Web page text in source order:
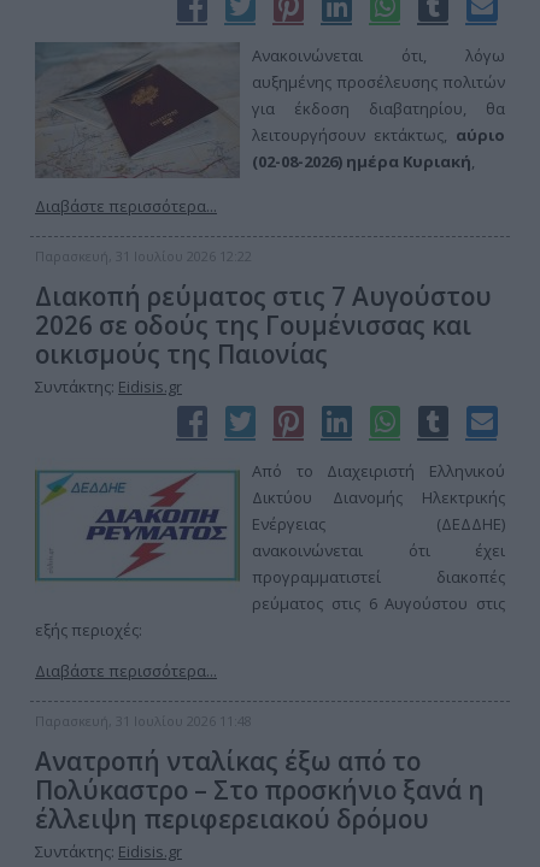
Ανακοινώνεται ότι, λόγω
αυξημένης προσέλευσης πολιτών
για έκδοση διαβατηρίου, θα
λειτουργήσουν εκτάκτως, αύριο
(02-08-2026) ημέρα Κυριακή,
Διαβάστε περισσότερα...
Παρασκευή, 31 Ιουλίου 2026 12:22
Διακοπή ρεύματος στις 7 Αυγούστου
2026 σε οδούς της Γουμένισσας και
οικισμούς της Παιονίας
Συντάκτης: Eidisis.gr
Από το Διαχειριστή Ελληνικού
Δικτύου Διανομής Ηλεκτρικής
Ενέργειας (ΔΕΔΔΗΕ)
ανακοινώνεται ότι έχει
προγραμματιστεί διακοπές
ρεύματος στις 6 Αυγούστου στις
εξής περιοχές:
Διαβάστε περισσότερα...
Παρασκευή, 31 Ιουλίου 2026 11:48
Ανατροπή νταλίκας έξω από το
Πολύκαστρο – Στο προσκήνιο ξανά η
έλλειψη περιφερειακού δρόμου
Συντάκτης: Eidisis.gr